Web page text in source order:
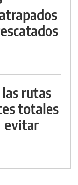
rutas
totales
evitar